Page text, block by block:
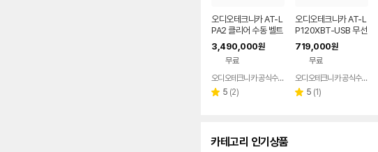
오디오테크니카 AT-L
PA2 클리어 수동 벨트
드라이브 턴테이블
3,490,000원
무료
오디오테크니카 공식수입원
별 5 리
(2)
오디오테크니카 AT-L
P120XBT-USB 무선
다이렉트 드라이브 US
B 턴테이블
719,000원
무료
오디오테크니카 공식수입원
별 5 리
(1)
카테고리 인기상품